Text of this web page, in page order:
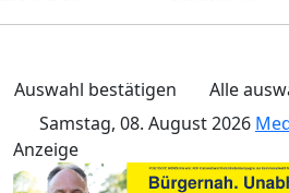
Auswahl bestätigen
Alle
Samstag, 08. August 2026
Anzeige